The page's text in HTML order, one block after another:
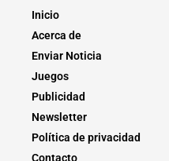
Inicio
Acerca de
Enviar Noticia
Juegos
Publicidad
Newsletter
Política de privacidad
Contacto